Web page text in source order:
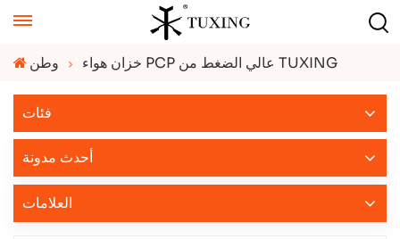
وطن خزان هواء PCP عالي الضغط من TUXING
فئات
أحدث مدونة
العلامات